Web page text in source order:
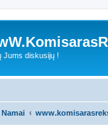
Jums diskusijų !
Namai